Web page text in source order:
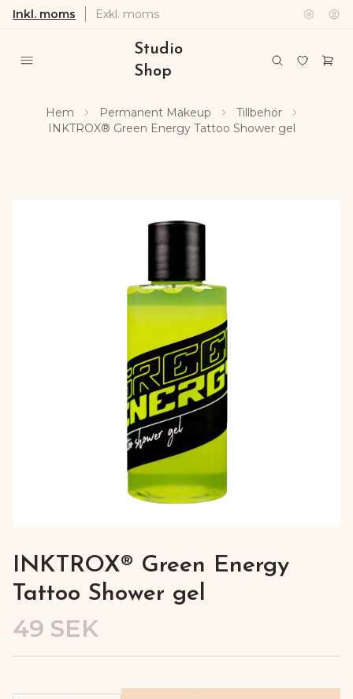
Inkl. moms Exkl. moms
Studio
Shop
Hem Permanent Makeup
Tillbehör
INKTROX® Green Energy Tattoo Shower gel
INKTROX® Green Energy
Tattoo Shower gel
49 SEK